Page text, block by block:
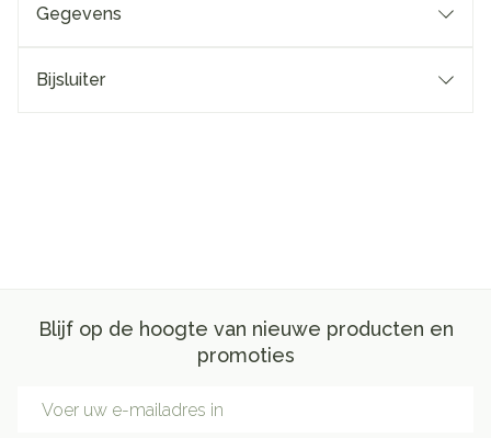
Gegevens
Bijsluiter
Blijf op de hoogte van nieuwe producten en
promoties